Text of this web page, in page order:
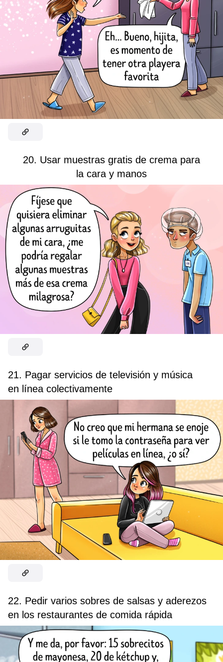
20. Usar muestras gratis de crema para
la cara y manos
21. Pagar servicios de televisión y música
en línea colectivamente
22. Pedir varios sobres de salsas y aderezos
en los restaurantes de comida rápida